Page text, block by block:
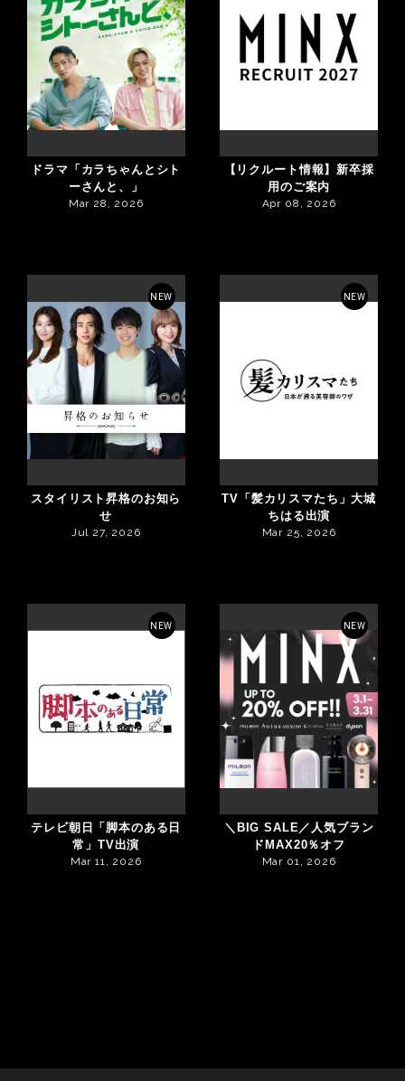
ドラマ「カラちゃんとシト
ーさんと、」
Mar 28, 2026
【リクルート情報】新卒採
用のご案内
Apr 08, 2026
NEW
スタイリスト昇格のお知ら
せ
Jul 27, 2026
NEW
TV「髪カリスマたち」大城
ちはる出演
Mar 25, 2026
NEW
テレビ朝日「脚本のある日
常」TV出演
Mar 11, 2026
NEW
＼BIG SALE／人気ブラン
ドMAX20％オフ
Mar 01, 2026